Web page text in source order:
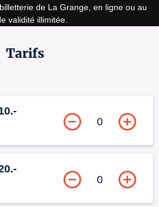
de La Grange, en ligne ou au
validité illimitée.
Tarifs
0
0